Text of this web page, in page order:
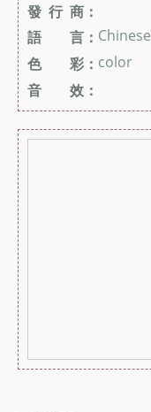
發 行 商：
語 言： Chinese
色 彩： color
音 效：